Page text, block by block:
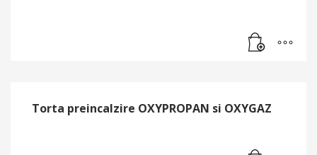
Torta preincalzire OXYPROPAN si OXYGAZ